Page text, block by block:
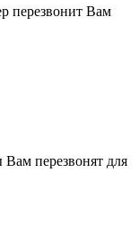
перезвонит Вам
перезвонят для